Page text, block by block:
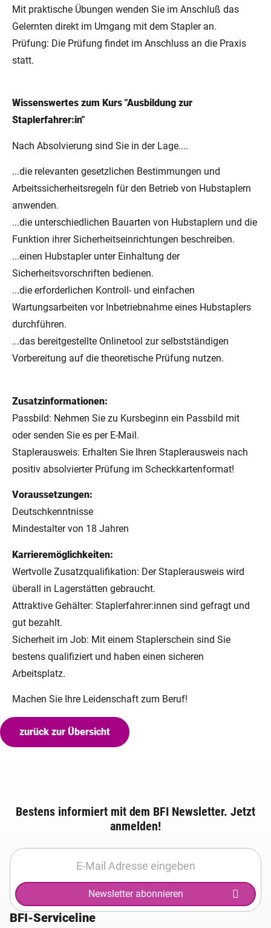
Mit praktische Übungen wenden Sie im Anschluß das
Gelernten direkt im Umgang mit dem Stapler an.
Prüfung: Die Prüfung findet im Anschluss an die Praxis
statt.
Wissenswertes zum Kurs "Ausbildung zur
Staplerfahrer:in"
Nach Absolvierung sind Sie in der Lage....
...die relevanten gesetzlichen Bestimmungen und
Arbeitssicherheitsregeln für den Betrieb von Hubstaplern
anwenden.
...die unterschiedlichen Bauarten von Hubstaplern und die
Funktion ihrer Sicherheitseinrichtungen beschreiben.
...einen Hubstapler unter Einhaltung der
Sicherheitsvorschriften bedienen.
...die erforderlichen Kontroll- und einfachen
Wartungsarbeiten vor Inbetriebnahme eines Hubstaplers
durchführen.
...das bereitgestellte Onlinetool zur selbstständigen
Vorbereitung auf die theoretische Prüfung nutzen.
Zusatzinformationen:
Passbild: Nehmen Sie zu Kursbeginn ein Passbild mit
oder senden Sie es per E-Mail.
Staplerausweis: Erhalten Sie Ihren Staplerausweis nach
positiv absolvierter Prüfung im Scheckkartenformat!
Voraussetzungen:
Deutschkenntnisse
Mindestalter von 18 Jahren
Karrieremöglichkeiten:
Wertvolle Zusatzqualifikation: Der Staplerausweis wird
überall in Lagerstätten gebraucht.
Attraktive Gehälter: Staplerfahrer:innen sind gefragt und
gut bezahlt.
Sicherheit im Job: Mit einem Staplerschein sind Sie
bestens qualifiziert und haben einen sicheren
Arbeitsplatz.
Machen Sie Ihre Leidenschaft zum Beruf!
zurück zur Übersicht
Bestens informiert mit dem BFI Newsletter. Jetzt
anmelden!
Newsletter abonnieren
BFI-Serviceline